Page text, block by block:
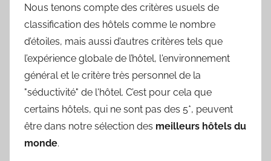
Nous tenons compte des critères usuels de
classification des hôtels comme le nombre
d’étoiles, mais aussi d’autres critères tels que
l’expérience globale de l’hôtel, l'environnement
général et le critère très personnel de la
"séductivité" de l'hôtel. C’est pour cela que
certains hôtels, qui ne sont pas des 5*, peuvent
être dans notre sélection des meilleurs hôtels du
monde.